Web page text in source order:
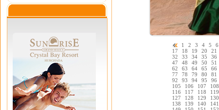
1 2 3 4 5
6
17
18 19 20
21
32
33 34 35
36
47
48 49 50
51
62
63 64 65
66
77
78 79 80
81
92
93 94 95
96
105
106 107
108
116
117 118
119
127
128 129
130
138
139 140
141